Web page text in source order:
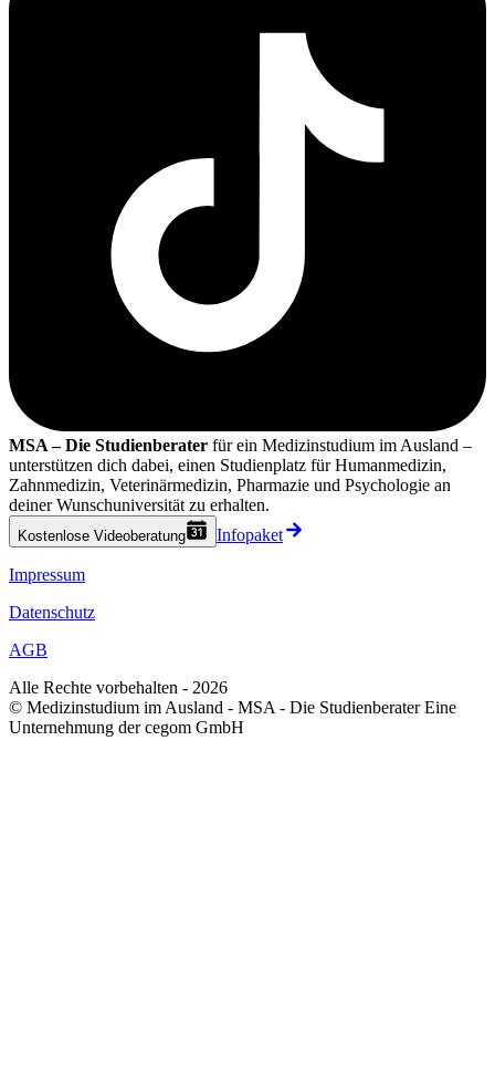
MSA – Die Studienberater für ein Medizinstudium im Ausland –
unterstützen dich dabei, einen Studienplatz für Humanmedizin,
Zahnmedizin, Veterinärmedizin, Pharmazie und Psychologie an
deiner Wunschuniversität zu erhalten.
Kostenlose Videoberatung Infopaket
Impressum
Datenschutz
AGB
Alle Rechte vorbehalten - 2026
© Medizinstudium im Ausland - MSA - Die Studienberater Eine
Unternehmung der cegom GmbH